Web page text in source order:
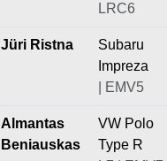
LRC6
Jüri Ristna
Subaru
Impreza
| EMV5
Almantas
Beniauskas
VW Polo
Type R